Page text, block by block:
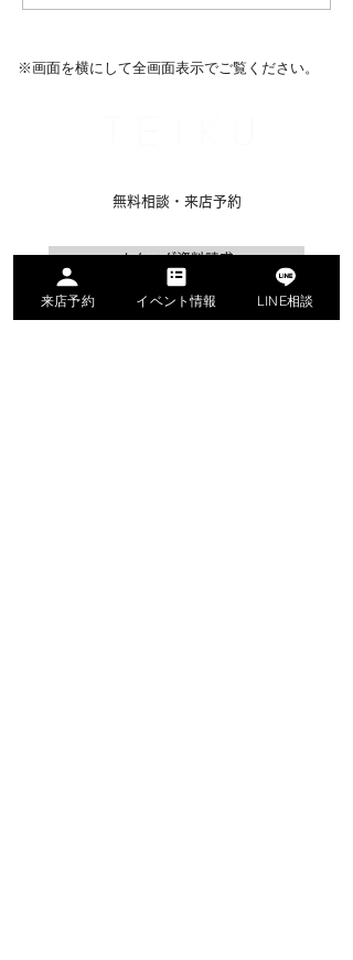
※​画面を横にして全画面表示でご覧ください。
無料相談・来店予約
カタログ資料請求
公式LINEお問い合わせ
来店予約 イベント情報 LINE相談